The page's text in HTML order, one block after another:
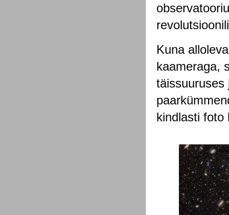
Kuna
kaameraga,
täissuuruses
kindlasti foto